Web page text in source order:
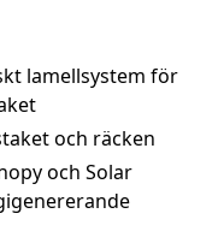
lamellsystem för
och räcken
och Solar